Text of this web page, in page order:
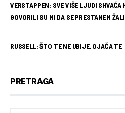
VERSTAPPEN: SVE VIŠE LJUDI SHVAĆA
GOVORILI SU MI DA SE PRESTANEM
RUSSELL: ŠTO TE NE UBIJE, OJAČA TE
PRETRAGA